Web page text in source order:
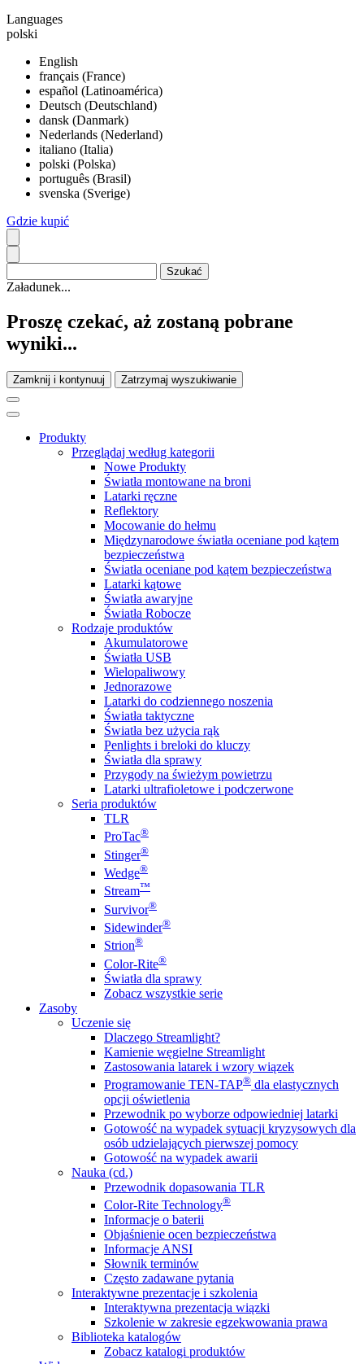
Languages
polski
English
français (France)
español (Latinoamérica)
Deutsch (Deutschland)
dansk (Danmark)
Nederlands (Nederland)
italiano (Italia)
polski (Polska)
português (Brasil)
svenska (Sverige)
Gdzie kupić
Załadunek...
Proszę czekać, aż zostaną pobrane
wyniki...
Zamknij i kontynuuj Zatrzymaj wyszukiwanie
Produkty
Przeglądaj według kategorii
Nowe Produkty
Światła montowane na broni
Latarki ręczne
Reflektory
Mocowanie do hełmu
Międzynarodowe światła oceniane pod kątem
bezpieczeństwa
Światła oceniane pod kątem bezpieczeństwa
Latarki kątowe
Światła awaryjne
Światła Robocze
Rodzaje produktów
Akumulatorowe
Światła USB
Wielopaliwowy
Jednorazowe
Latarki do codziennego noszenia
Światła taktyczne
Światła bez użycia rąk
Penlights i breloki do kluczy
Światła dla sprawy
Przygody na świeżym powietrzu
Latarki ultrafioletowe i podczerwone
Seria produktów
TLR
ProTac®
Stinger®
Wedge®
Stream™
Survivor®
Sidewinder®
Strion®
Color-Rite®
Światła dla sprawy
Zobacz wszystkie serie
Zasoby
Uczenie się
Dlaczego Streamlight?
Kamienie węgielne Streamlight
Zastosowania latarek i wzory wiązek
Programowanie TEN-TAP® dla elastycznych
opcji oświetlenia
Przewodnik po wyborze odpowiedniej latarki
Gotowość na wypadek sytuacji kryzysowych dla
osób udzielających pierwszej pomocy
Gotowość na wypadek awarii
Nauka (cd.)
Przewodnik dopasowania TLR
Color-Rite Technology®
Informacje o baterii
Objaśnienie ocen bezpieczeństwa
Informacje ANSI
Słownik terminów
Często zadawane pytania
Interaktywne prezentacje i szkolenia
Interaktywna prezentacja wiązki
Szkolenie w zakresie egzekwowania prawa
Biblioteka katalogów
Zobacz katalogi produktów